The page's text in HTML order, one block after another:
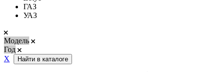
ГАЗ
УАЗ
Модель
Год
Х
Найти в каталоге